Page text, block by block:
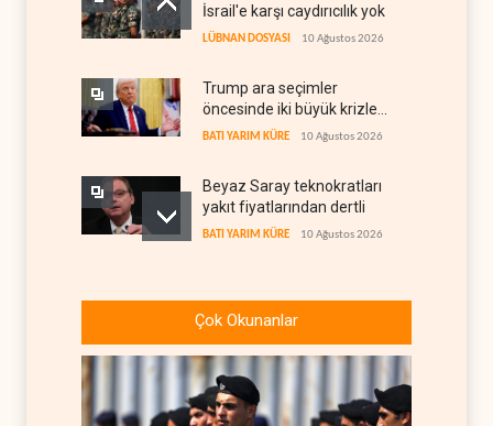
İsrail'e karşı caydırıcılık yok
LÜBNAN DOSYASI 10 Ağustos 2026
Trump ara seçimler
öncesinde iki büyük krizle
karşı karşıya
BATI YARIM KÜRE 10 Ağustos 2026
Beyaz Saray teknokratları
yakıt fiyatlarından dertli
BATI YARIM KÜRE 10 Ağustos 2026
ticari gemilerin geçişine
yeniden izin verdi
ABD'li şirketlerin ucuz imalat
korkusu Ukrayna'ya Patriot
Çok Okunanlar